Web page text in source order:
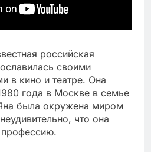
российская
своими
в кино и театре. Она
года в Москве в семье
была окружена миром
что она